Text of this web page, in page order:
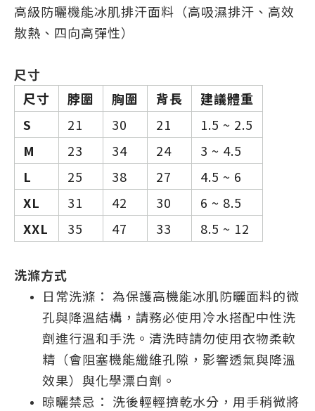
高級防曬機能冰肌排汗面料（高吸濕排汗、高效
散熱、四向高彈性）
尺寸
尺寸
脖圍 胸圍 背長
建議體重
S
21 30 21
1.5 ~ 2.5
M
23 34 24
3 ~ 4.5
L
25 38 27
4.5 ~ 6
XL
31 42 30
6 ~ 8.5
XXL
35 47 33 8.5 ~ 12
洗滌方式
日常洗滌： 為保護高機能冰肌防曬面料的微
孔與降溫結構，請務必使用冷水搭配中性洗
劑進行溫和手洗。清洗時請勿使用衣物柔軟
精（會阻塞機能纖維孔隙，影響透氣與降溫
效果）與化學漂白劑。
晾曬禁忌： 洗後輕輕擠乾水分，用手稍微將